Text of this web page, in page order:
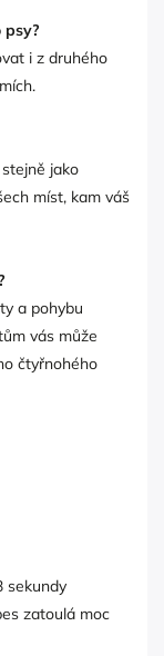
psy?
i z druhého
jako
míst, kam váš
a pohybu
vás může
čtyřnohého
sekundy
zatoulá moc